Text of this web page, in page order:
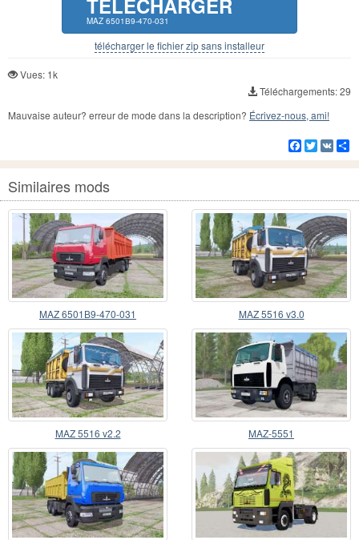
MAZ 6501В9-470-031
télécharger le fichier zip sans installeur
Vues: 1k
Téléchargements: 29
Mauvaise auteur? erreur de mode dans la description? Écrivez-nous, ami!
Facebook
Twitter
VK
Similaires mods
MAZ 6501В9-470-031 MAZ 5516 v3.0
MAZ 5516 v2.2 MAZ-5551